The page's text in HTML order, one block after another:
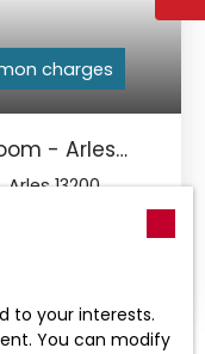
charges
- Arles
Arles 13200
avec cuisine,
to your interests.
You can modify